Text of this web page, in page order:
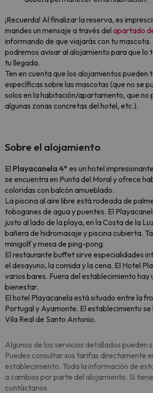
¡Recuerda! Al finalizar la reserva, es
mandes un mensaje a través del apartado
informando de que viajarás con tu
podremos avisar al alojamiento para que lo
tu llegada.
Ten en cuenta que los alojamientos pueden
específicas sobre las mascotas (que no se
solos en la habitación/apartamento, que no
algunas zonas concretas del hotel, etc.).
Sobre el alojamiento
El Playacanela 4* es un hotel
se encuentra en Punta del Moral y ofrece
coloridas con balcón amueblado.
La piscina al aire libre está rodeada de
toboganes de agua y puentes. El
justo al lado de la playa, en la Costa de la
bañera de hidromasaje y piscina cubierta.
minigolf y mesa de ping-pong.
El restaurante buffet sirve especialidades
el desayuno, la comida y la cena. El Hotel
varios bares. Fuera del establecimiento hay
bienestar.
El hotel Playacanela está situado entre la
Portugal y Ayamonte. El establecimiento se
Vila Real de Santo Antonio.
Algunos de los servicios detallados pueden
Puedes consultar sus tarifas directamente
establecimiento. Toda la información de
a cambios por parte del alojamiento. Si
contáctanos.